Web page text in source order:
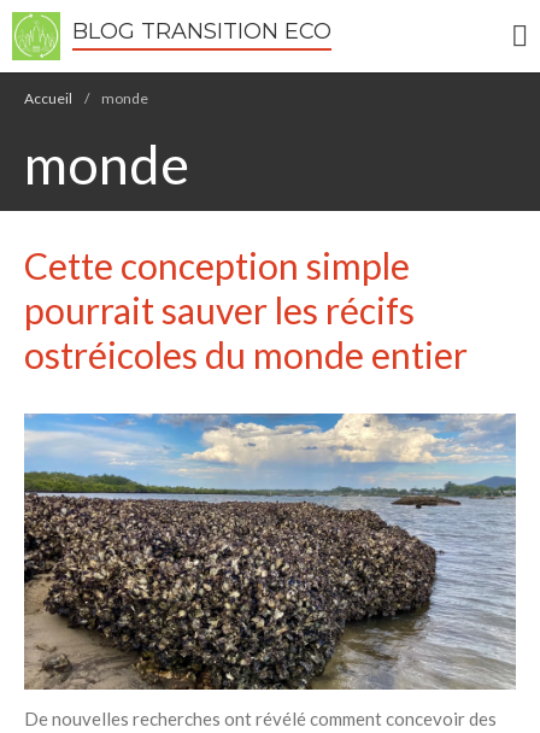
Écologie
Développement durable
Permaculture
RECHERCHER
Rechercher
Recent Posts
6 éco-actions faciles à prendre
avec vos enfants
Réduire les déchets : votre
guide pour les citoyens et les
électeurs
BLOG TRANSITION ECO
Accueil / monde
monde
Cette conception simple
pourrait sauver les récifs
ostréicoles du monde entier
De nouvelles recherches ont révélé comment concevoir des